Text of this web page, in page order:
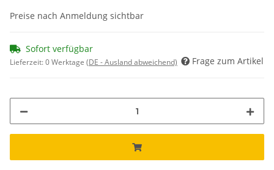
Preise nach Anmeldung sichtbar
Sofort verfügbar
Lieferzeit:0 Werktage (DE - Ausland abweichend) Frage zum Artikel